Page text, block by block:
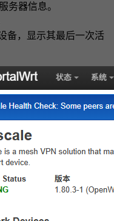
务器信息。
备，显示其最后一次活